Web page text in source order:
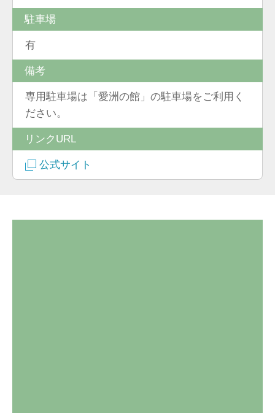
駐車場
有
備考
専用駐車場は「愛洲の館」の駐車場をご利用く
ださい。
リンクURL
公式サイト